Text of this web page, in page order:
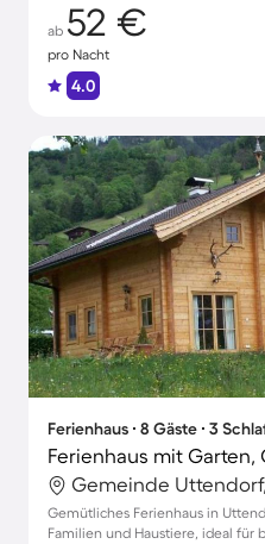
ab 52 €
pro Nacht
4.0
Ferienhaus ∙ 8 Gäste ∙ 3
Ferienhaus mit Garten,
Gemeinde
Gemütliches Ferienhaus in
Familien und Haustiere, ideal für